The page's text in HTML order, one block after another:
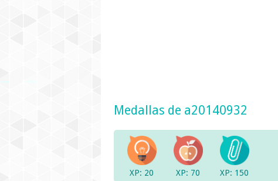
Medallas de a20140932
XP: 20 XP: 70 XP: 150